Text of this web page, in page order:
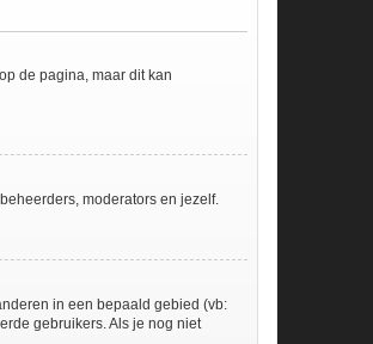
de pagina, maar dit kan
moderators en jezelf.
in een bepaald gebied (vb:
gebruikers. Als je nog niet